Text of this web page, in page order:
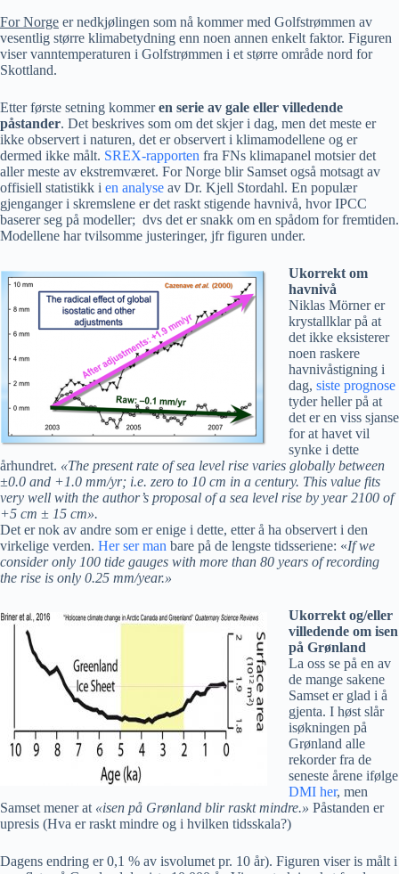
For Norge er nedkjølingen som nå kommer med Golfstrømmen av
vesentlig større klimabetydning enn noen annen enkelt faktor. Figuren
viser vanntemperaturen i Golfstrømmen i et større område nord for
Skottland.
Etter første setning kommeren serie av gale eller villedende
påstander. Det beskrives som om det skjer i dag, men det meste er
ikke observert i naturen, det er observert i klimamodellene og er
dermed ikke målt. SREX-rapporten fra FNs klimapanel motsier det
aller meste av ekstremværet. For Norge blir Samset også motsagt av
offisiell statistikk i en analyse av Dr. Kjell Stordahl. En populær
gjenganger i skremslene er det raskt stigende havnivå, hvor IPCC
baserer seg på modeller; dvs det er snakk om en spådom for fremtiden.
Modellene har tvilsomme justeringer, jfr figuren under.
Ukorrekt om
havnivå
Niklas Mörner er
krystallklar på at
det ikke eksisterer
noen raskere
havnivåstigning i
dag, siste prognose
tyder heller på at
det er en viss sjanse
for at havet vil
synke i dette
århundret. «The present rate of sea level rise varies globally between
±0.0 and +1.0 mm/yr; i.e. zero to 10 cm in a century. This value fits
very well with the author’s proposal of a sea level rise by year 2100 of
+5 cm ± 15 cm».
Det er nok av andre som er enige i dette, etter å ha observert i den
virkelige verden. Her ser man bare på de lengste tidsseriene: «If we
consider only 100 tide gauges with more than 80 years of recording
the rise is only 0.25 mm/year.»
Ukorrekt og/eller
villedende om isen
på Grønland
La oss se på en av
de mange sakene
Samset er glad i å
gjenta. I høst slår
isøkningen på
Grønland alle
rekorder fra de
seneste årene ifølge
DMI her, men
Samset mener at «isen på Grønland blir raskt mindre.» Påstanden er
upresis (Hva er raskt mindre og i hvilken tidsskala?)
Dagens endring er 0,1 % av isvolumet pr. 10 år). Figuren viser is målt i